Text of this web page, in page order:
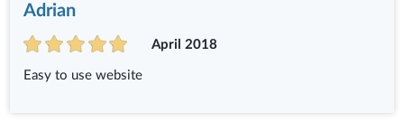
Adrian
April 2018
Easy to use website